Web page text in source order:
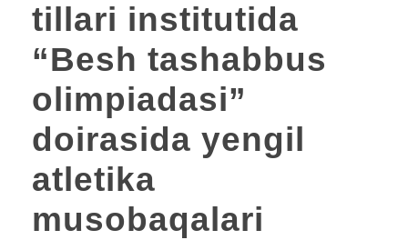
tillari institutida
“Besh tashabbus
olimpiadasi”
doirasida yengil
atletika
musobaqalari